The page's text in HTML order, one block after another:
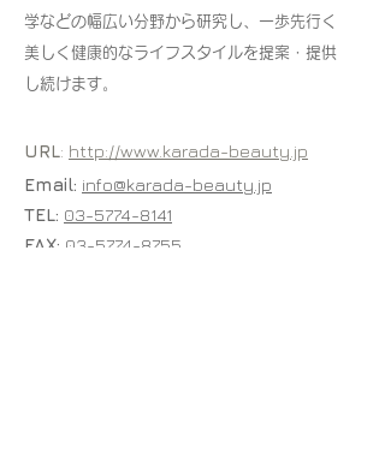
学などの幅広い分野から研究し、一歩先行く
美しく健康的なライフスタイルを提案・提供
し続けます。
URL: http://www.karada-beauty.jp
Email: info@karada-beauty.jp
TEL: 03-5774-8141
FAX: 03-5774-8755